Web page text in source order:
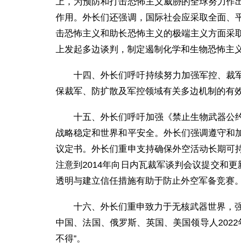
作用。外长们还强调，国际社会应采取全面
击恐怖主义和助长恐怖主义的极端主义方面采
上发起多边谈判，制定遏制化学和生物恐怖主
十四、外长们呼吁持续努力加强军控、裁
保裁军、防扩散及军控领域有关多边机制的有
十五、外长们呼吁加强《禁止生物武器公
战略稳定和世界和平安全。外长们强调遵守和
议定书。外长们重申支持确保外空活动长期可
注意到2014年向日内瓦裁军谈判会议提交和
透明与建立信任措施有助于防止外空军备竞赛。
十六、外长们重申致力于无核武器世界，
中国、法国、俄罗斯、英国、美国领导人
不得”。